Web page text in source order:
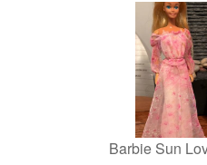
Barbie Sun